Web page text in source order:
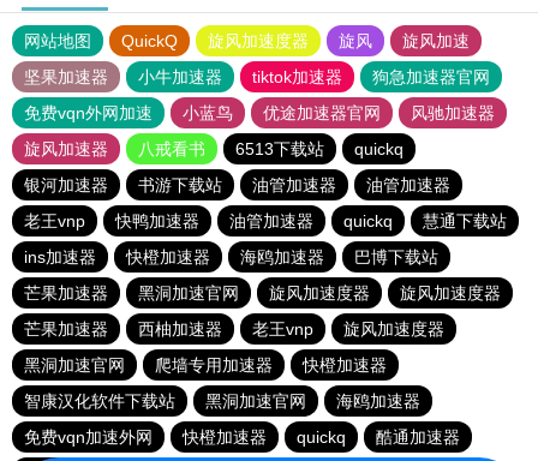
网站地图 QuickQ 旋风加速度器 旋风
旋风加速
坚果加速器
小牛加速器 tiktok加速器
狗急加速器官网
免费vqn外网加速
小蓝鸟 优途加速器官网
风驰加速器
旋风加速器
八戒看书 6513下载站
quickq
银河加速器
书游下载站 油管加速器
油管加速器
老王vnp
快鸭加速器 油管加速器 quickq
慧通下载站
ins加速器
快橙加速器 海鸥加速器
巴博下载站
芒果加速器
黑洞加速官网 旋风加速度器
旋风加速度器
芒果加速器
西柚加速器 老王vnp
旋风加速度器
黑洞加速官网
爬墙专用加速器
快橙加速器
智康汉化软件下载站
黑洞加速官网
海鸥加速器
免费vqn加速外网
快橙加速器 quickq 酷通加速器